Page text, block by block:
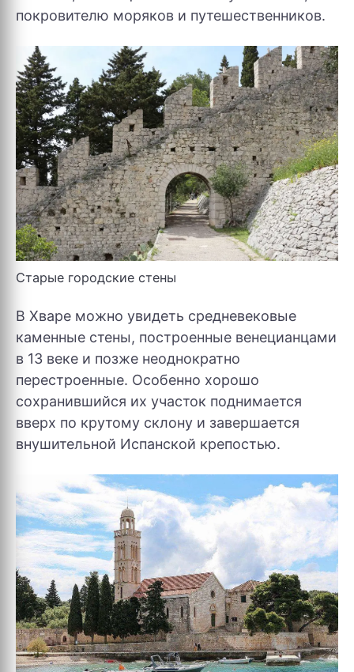
покровителю моряков и путешественников.
Старые городские стены
В Хваре можно увидеть средневековые
каменные стены, построенные венецианцами
в 13 веке и позже неоднократно
перестроенные. Особенно хорошо
сохранившийся их участок поднимается
вверх по крутому склону и завершается
внушительной Испанской крепостью.